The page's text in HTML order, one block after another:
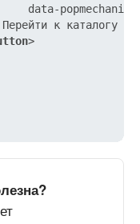
data-
к каталогу
>